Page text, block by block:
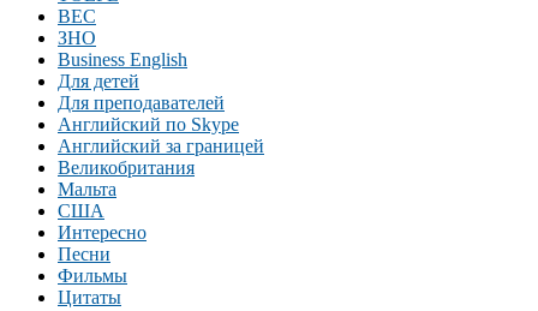
BEC
ЗНО
Business English
Для детей
Для преподавателей
Английский по Skype
Английский за границей
Великобритания
Мальта
США
Интересно
Песни
Фильмы
Цитаты